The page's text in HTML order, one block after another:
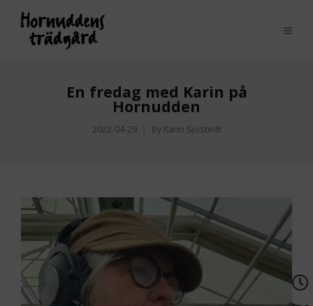
En fredag med Karin på
Hornudden
2022-04-29 By Karin Sjöstedt